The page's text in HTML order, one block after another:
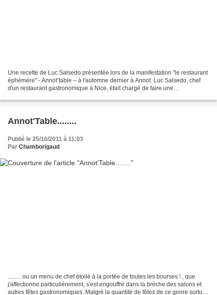
Une recette de Luc Salsedo présentée lors de la manifestation "le restaurant
éphémère" - Annot’table – à l'automne dernier à Annot. Luc Salsedo, chef
d'un restaurant gastronomique à Nice, était chargé de faire une
Annot'Table........
Publié le 25/10/2011 à 11:03
Par Chamborigaud
......... ou un menu de chef étoilé à la portée de toutes les bourses ! , que
j'affectionne particulièrement, s'est engouffré dans la brèche des salons et
autres fêtes gastronomiques. Malgré la quantité de fêtes de ce genre surtout